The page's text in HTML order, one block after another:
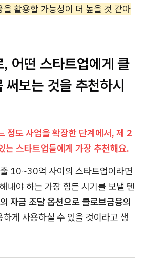
을 활용할 가능성이 더 높을 것 같아
어떤 스타트업에게 클
써보는 것을 추천하시
정도 사업을 확장한 단계에서, 제 2
는 스타트업들에게 가장 추천해요.
10~30억 사이의 스타트업이라면
내야 하는 가장 힘든 시기를 보낼 텐
자금 조달 옵션으로 클로브금융의
하게 사용하실 수 있을 것이라고 생